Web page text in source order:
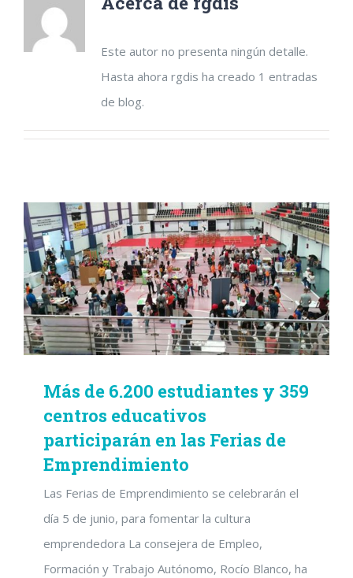
Este autor no presenta ningún detalle.
Hasta ahora rgdis ha creado 1 entradas
de blog.
Más de 6.200 estudiantes y 359 centros
educativos participarán en las Ferias de
Emprendimiento
Más de 6.200 estudiantes y 359
centros educativos
participarán en las Ferias de
Emprendimiento
Las Ferias de Emprendimiento se celebrarán el
día 5 de junio, para fomentar la cultura
emprendedora La consejera de Empleo,
Formación y Trabajo Autónomo, Rocío Blanco, ha